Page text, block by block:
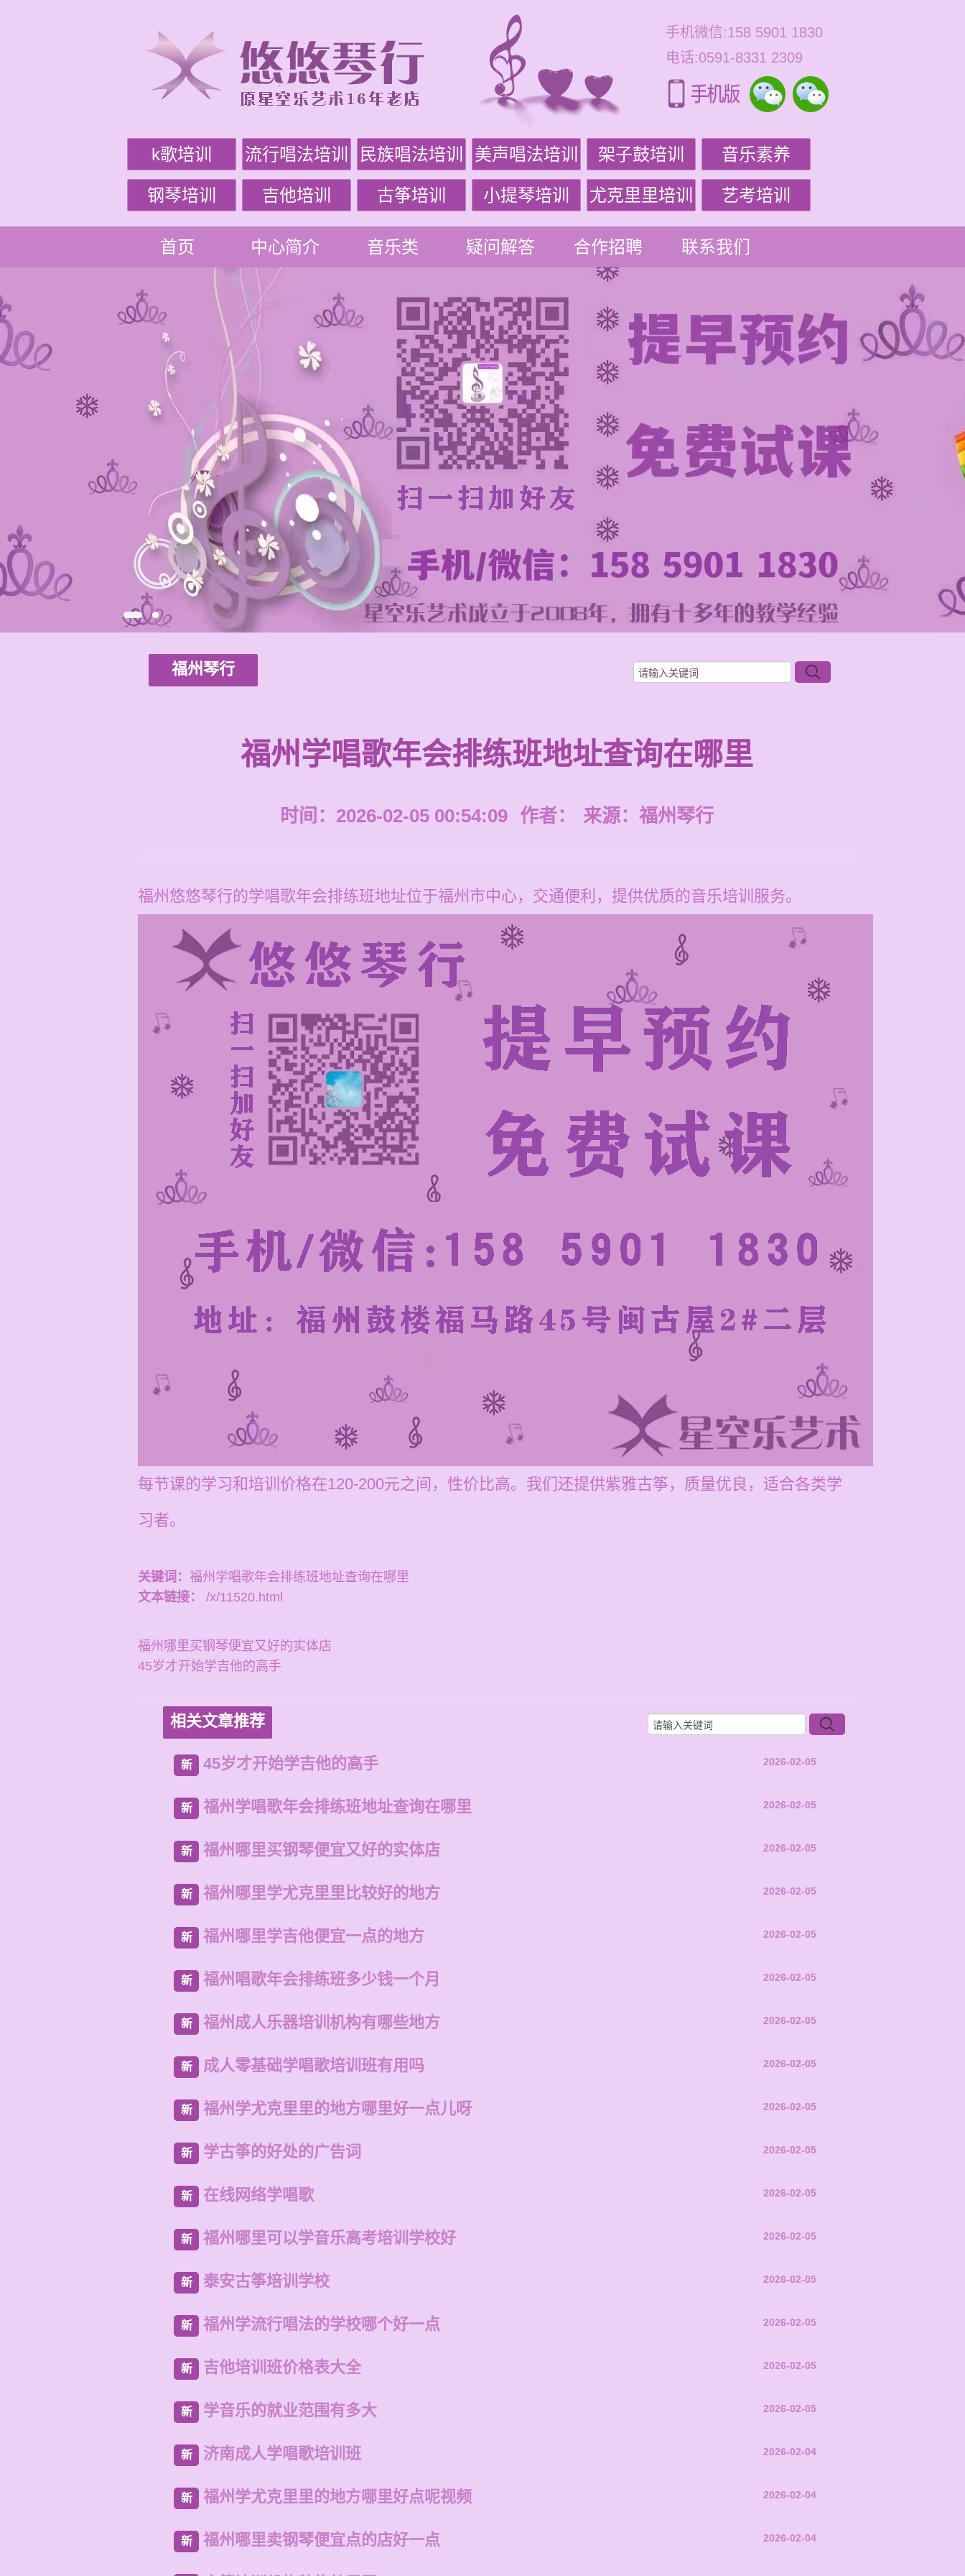
手机微信:158 5901 1830
电话:0591-8331 2309
k歌培训 流行唱法培训 民族唱法培训 美声唱法培训 架子鼓培训 音乐素养
钢琴培训 吉他培训 古筝培训 小提琴培训 尤克里里培训 艺考培训
首页 中心简介 音乐类 疑问解答 合作招聘 联系我们
福州琴行
福州学唱歌年会排练班地址查询在哪里
时间：2026-02-05 00:54:09 作者： 来源： 福州琴行
福州悠悠琴行的学唱歌年会排练班地址位于福州市中心，交通便利，提供优质的音乐培训服务。
每节课的学习和培训价格在120-200元之间，性价比高。我们还提供紫雅古筝，质量优良，适合各类学
习者。
关键词： 福州学唱歌年会排练班地址查询在哪里
文本链接：
/x/11520.html
福州哪里买钢琴便宜又好的实体店
45岁才开始学吉他的高手
相关文章推荐
新 45岁才开始学吉他的高手 2026-02-05
新 福州学唱歌年会排练班地址查询在哪里 2026-02-05
新 福州哪里买钢琴便宜又好的实体店 2026-02-05
新 福州哪里学尤克里里比较好的地方 2026-02-05
新 福州哪里学吉他便宜一点的地方 2026-02-05
新 福州唱歌年会排练班多少钱一个月 2026-02-05
新 福州成人乐器培训机构有哪些地方 2026-02-05
新 成人零基础学唱歌培训班有用吗 2026-02-05
新 福州学尤克里里的地方哪里好一点儿呀 2026-02-05
新 学古筝的好处的广告词 2026-02-05
新 在线网络学唱歌 2026-02-05
新 福州哪里可以学音乐高考培训学校好 2026-02-05
新 泰安古筝培训学校 2026-02-05
新 福州学流行唱法的学校哪个好一点 2026-02-05
新 吉他培训班价格表大全 2026-02-05
新 学音乐的就业范围有多大 2026-02-05
新 济南成人学唱歌培训班 2026-02-04
新 福州学尤克里里的地方哪里好点呢视频 2026-02-04
新 福州哪里卖钢琴便宜点的店好一点 2026-02-04